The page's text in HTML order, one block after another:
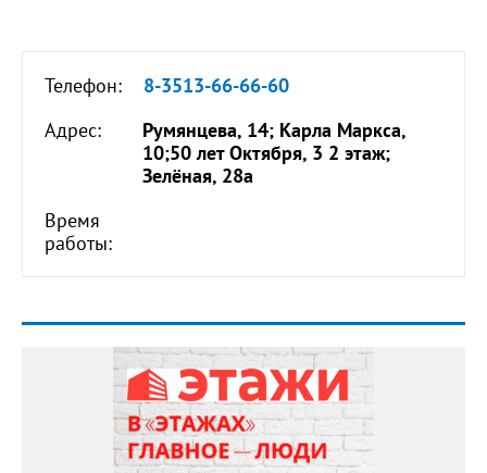
Телефон:
8-3513-66-66-60
Адрес:
Румянцева, 14; Карла Маркса,
10;50 лет Октября, 3 2 этаж;
Зелёная, 28а
Время
работы: